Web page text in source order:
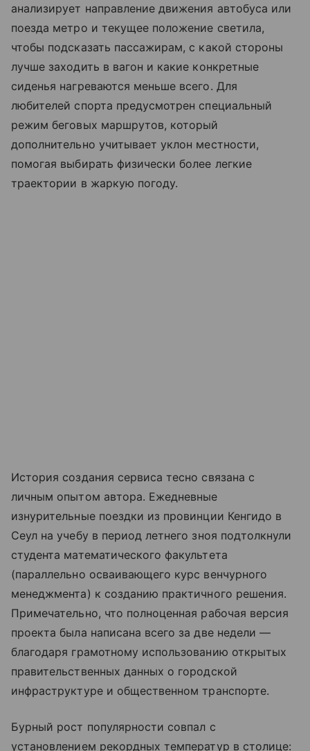
анализирует направление движения автобуса или
поезда метро и текущее положение светила,
чтобы подсказать пассажирам, с какой стороны
лучше заходить в вагон и какие конкретные
сиденья нагреваются меньше всего. Для
любителей спорта предусмотрен специальный
режим беговых маршрутов, который
дополнительно учитывает уклон местности,
помогая выбирать физически более легкие
траектории в жаркую погоду.
История создания сервиса тесно связана с
личным опытом автора. Ежедневные
изнурительные поездки из провинции Кенгидо в
Сеул на учебу в период летнего зноя подтолкнули
студента математического факультета
(параллельно осваивающего курс венчурного
менеджмента) к созданию практичного решения.
Примечательно, что полноценная рабочая версия
проекта была написана всего за две недели —
благодаря грамотному использованию открытых
правительственных данных о городской
инфраструктуре и общественном транспорте.
Бурный рост популярности совпал с
установлением рекордных температур в столице: